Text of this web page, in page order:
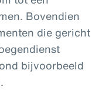
Bovendien
die gericht
bijvoorbeeld